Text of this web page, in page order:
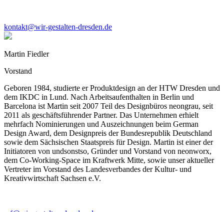
kontakt@wir-gestalten-dresden.de
Martin Fiedler
Vorstand
Geboren 1984, studierte er Produktdesign an der HTW Dresden und
dem IKDC in Lund. Nach Arbeitsaufenthalten in Berlin und
Barcelona ist Martin seit 2007 Teil des Designbüros neongrau, seit
2011 als geschäftsführender Partner. Das Unternehmen erhielt
mehrfach Nominierungen und Auszeichnungen beim German
Design Award, dem Designpreis der Bundesrepublik Deutschland
sowie dem Sächsischen Staatspreis für Design. Martin ist einer der
Initiatoren von undsonstso, Gründer und Vorstand von neonworx,
dem Co-Working-Space im Kraftwerk Mitte, sowie unser aktueller
Vertreter im Vorstand des Landesverbandes der Kultur- und
Kreativwirtschaft Sachsen e.V.